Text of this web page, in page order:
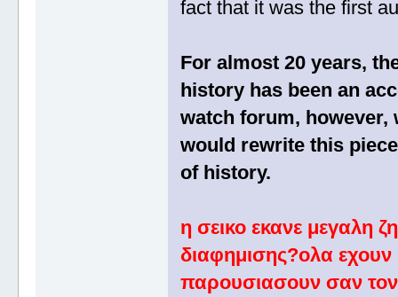
fact that it was the first
For almost 20 years,
history has been an
watch forum, however,
would rewrite this piece
of history.
η σεικο εκανε μεγαλη
διαφημισης?ολα εχουν
παρουσιασουν σαν